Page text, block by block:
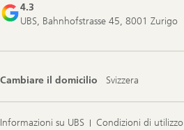
4.3
UBS, Bahnhofstrasse 45, 8001 Zurigo
Cambiare il domicilio Svizzera
Informazioni su UBS Condizioni di utilizzo